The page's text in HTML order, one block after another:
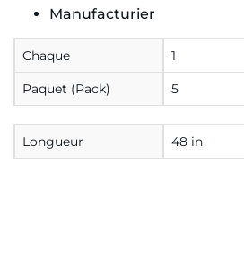
Manufacturier
Chaque 1
Paquet (Pack) 5
Longueur 48 in